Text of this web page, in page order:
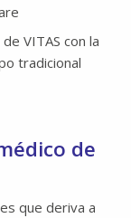
VITAS con la
tradicional
de
que deriva a